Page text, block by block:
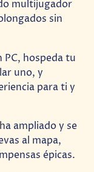
multijugador
sin
PC, hospeda tu
uno, y
para ti y
ampliado y se
al mapa,
épicas.